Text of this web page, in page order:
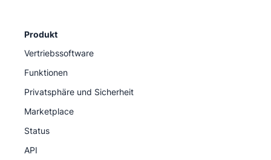
Produkt
Vertriebssoftware
Funktionen
Privatsphäre und Sicherheit
Marketplace
Status
API